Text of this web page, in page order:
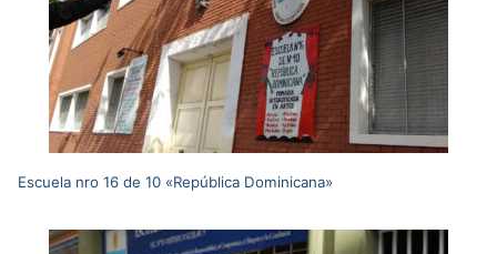
Escuela nro 16 de 10 «República Dominicana»